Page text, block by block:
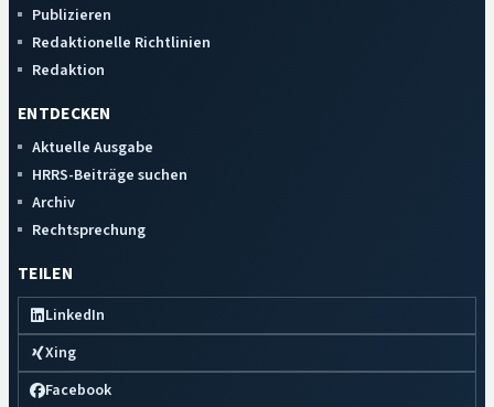
Publizieren
Redaktionelle Richtlinien
Redaktion
ENTDECKEN
Aktuelle Ausgabe
HRRS-Beiträge suchen
Archiv
Rechtsprechung
TEILEN
LinkedIn
Xing
Facebook